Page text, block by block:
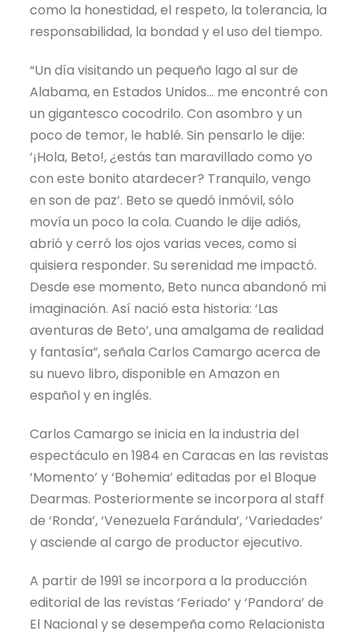
como la honestidad, el respeto, la tolerancia, la
responsabilidad, la bondad y el uso del tiempo.
“Un día visitando un pequeño lago al sur de
Alabama, en Estados Unidos… me encontré con
un gigantesco cocodrilo. Con asombro y un
poco de temor, le hablé. Sin pensarlo le dije:
‘¡Hola, Beto!, ¿estás tan maravillado como yo
con este bonito atardecer? Tranquilo, vengo
en son de paz’. Beto se quedó inmóvil, sólo
movía un poco la cola. Cuando le dije adiós,
abrió y cerró los ojos varias veces, como si
quisiera responder. Su serenidad me impactó.
Desde ese momento, Beto nunca abandonó mi
imaginación. Así nació esta historia: ‘Las
aventuras de Beto’, una amalgama de realidad
y fantasía”, señala Carlos Camargo acerca de
su nuevo libro, disponible en Amazon en
español y en inglés.
Carlos Camargo se inicia en la industria del
espectáculo en 1984 en Caracas en las revistas
‘Momento’ y ‘Bohemia’ editadas por el Bloque
Dearmas. Posteriormente se incorpora al staff
de ‘Ronda’, ‘Venezuela Farándula’, ‘Variedades’
y asciende al cargo de productor ejecutivo.
A partir de 1991 se incorpora a la producción
editorial de las revistas ‘Feriado’ y ‘Pandora’ de
El Nacional y se desempeña como Relacionista